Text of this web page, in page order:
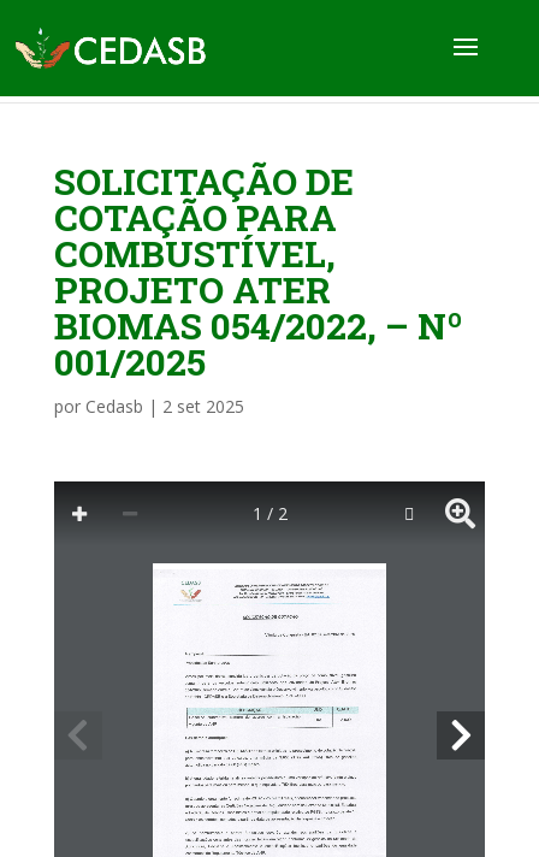
SOLICITAÇÃO DE
COTAÇÃO PARA
COMBUSTÍVEL,
PROJETO ATER
BIOMAS 054/2022, – Nº
001/2025
por Cedasb | 2 set 2025
1 / 2